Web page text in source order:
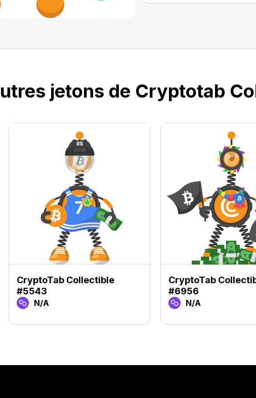
jetons de Cryptotab
CryptoTab Collectible
#5543
N/A
CryptoTab
#6956
N/A